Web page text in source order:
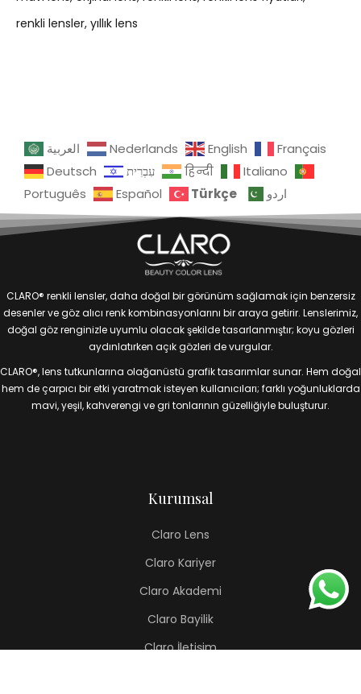
renkli lensler yıllık lens
العربية Nederlands English
Français
Deutsch
עִבְרִית हिन्दी
Italiano
Português
Español Türkçe اردو
CLARO® renkli lensler, daha doğal bir görünüm sağlamak için benzersiz
desenler ve göz alıcı renk kombinasyonlarını bir araya getirir. Lenslerimiz,
doğal göz renginizle uyumlu olacak şekilde tasarlanmıştır; koyu gözleri
aydınlatırken açık gözleri de vurgular.
CLARO®, lens tutkunlarına olağanüstü grafik tasarımlar sunar. Hem doğal
hem de çarpıcı bir etki yaratmak isteyen kullanıcıları; farklı yoğunluklarda
mavi, yeşil, kahverengi ve gri tonlarının güzelliğiyle buluşturur.
Kurumsal
Claro Lens
Claro Kariyer
Claro Akademi
Claro Bayilik
Claro İletişim